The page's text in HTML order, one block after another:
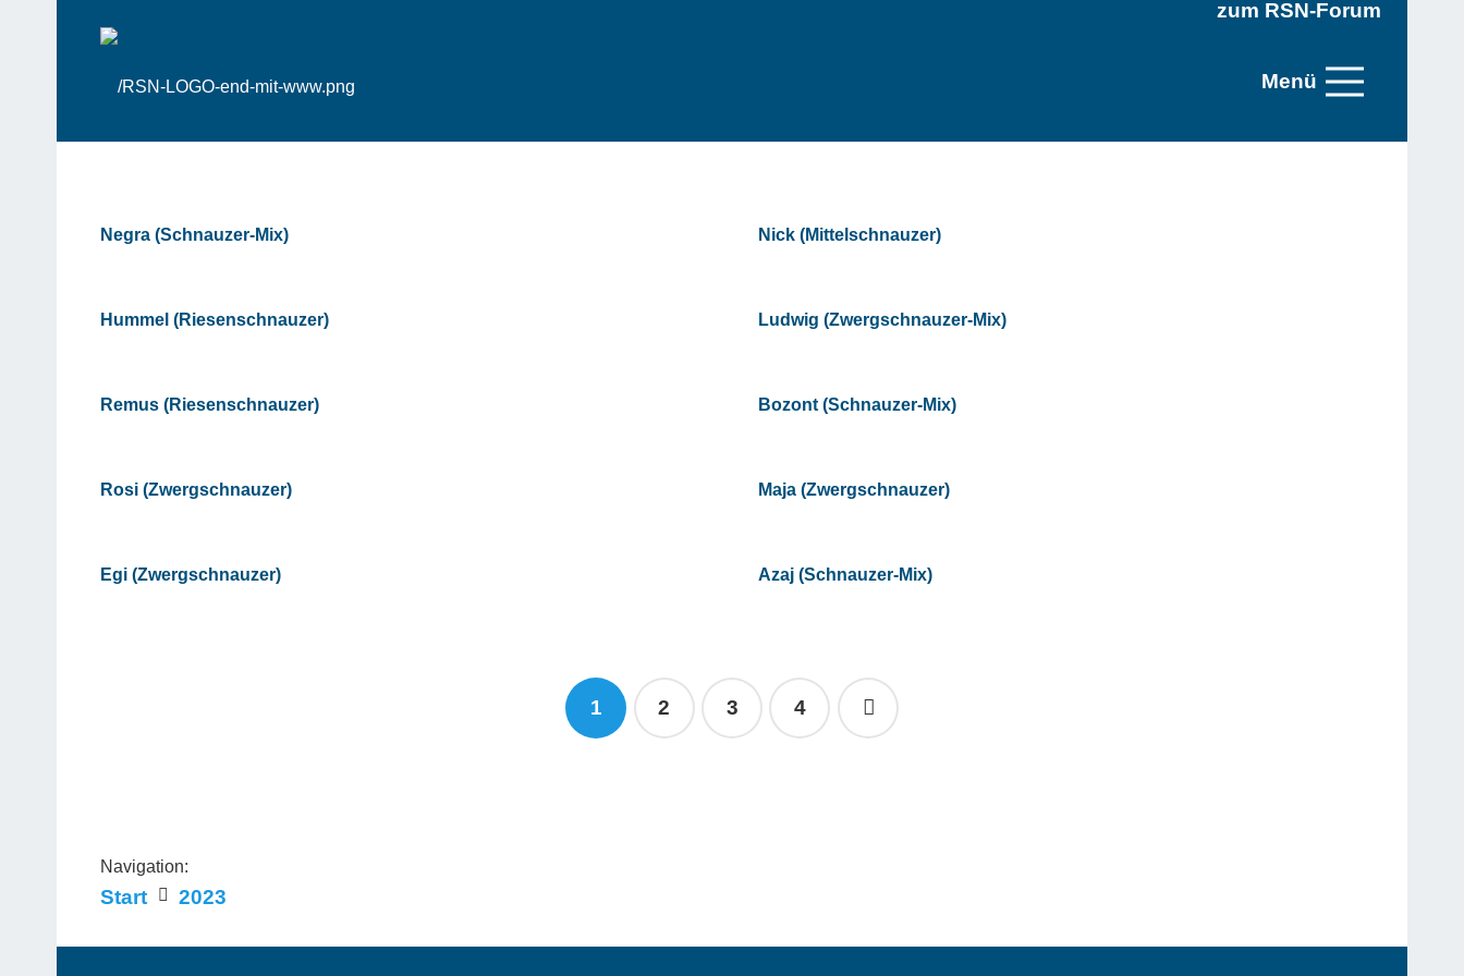
zum RSN-Forum
Menü
Negra (Schnauzer-Mix) Nick (Mittelschnauzer)
Hummel (Riesenschnauzer) Ludwig (Zwergschnauzer-Mix)
Remus (Riesenschnauzer) Bozont (Schnauzer-Mix)
Rosi (Zwergschnauzer) Maja (Zwergschnauzer)
Egi (Zwergschnauzer) Azaj (Schnauzer-Mix)
1 2 3 4
Navigation:
Start 2023